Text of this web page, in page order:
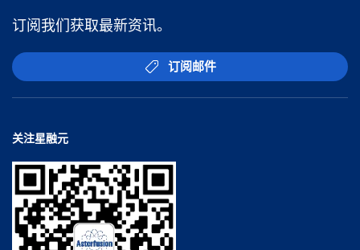
订阅我们获取最新资讯。
订阅邮件
关注星融元